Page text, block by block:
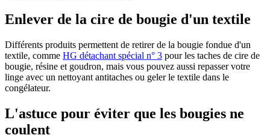
Enlever de la cire de bougie d'un textile
Différents produits permettent de retirer de la bougie fondue d'un
textile, comme HG détachant spécial n° 3 pour les taches de cire de
bougie, résine et goudron, mais vous pouvez aussi repasser votre
linge avec un nettoyant antitaches ou geler le textile dans le
congélateur.
L'astuce pour éviter que les bougies ne
coulent